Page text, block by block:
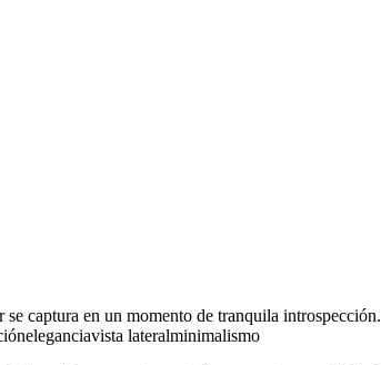
captura en un momento de tranquila introspección.
eleganciavista lateralminimalismo